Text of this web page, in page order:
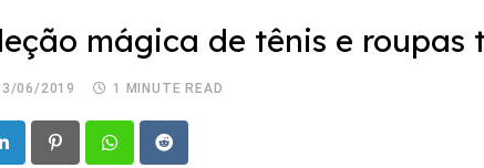
mágica de tênis e
06/2019 1 MINUTE READ
LinkedIn PinterestWhatsappReddit